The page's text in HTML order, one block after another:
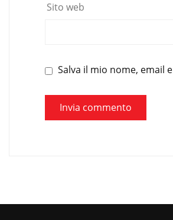
Sito web
Salva il mio nome, email